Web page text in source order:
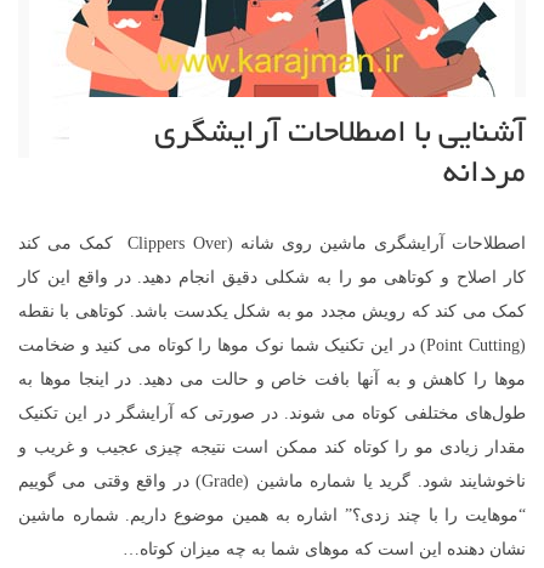
آشنایی با اصطلاحات آرایشگری
مردانه
اصطلاحات آرایشگری ماشین روی شانه (Clippers Over کمک می کند
کار اصلاح و کوتاهی مو را به شکلی دقیق انجام دهید. در واقع این کار
کمک می کند که رویش مجدد مو به شکل یکدست باشد. کوتاهی با نقطه
(Point Cutting) در این تکنیک شما نوک موها را کوتاه می کنید و ضخامت
موها را کاهش و به آنها بافت خاص و حالت می دهید. در اینجا موها به
طول‌های مختلفی کوتاه می شوند. در صورتی که آرایشگر در این تکنیک
مقدار زیادی مو را کوتاه کند ممکن است نتیجه چیزی عجیب و غریب و
ناخوشایند شود. گرید یا شماره ماشین (Grade) در واقع وقتی می گوییم
“موهایت را با چند زدی؟” اشاره به همین موضوع داریم. شماره ماشین
نشان دهنده این است که موهای شما به چه میزان کوتاه…